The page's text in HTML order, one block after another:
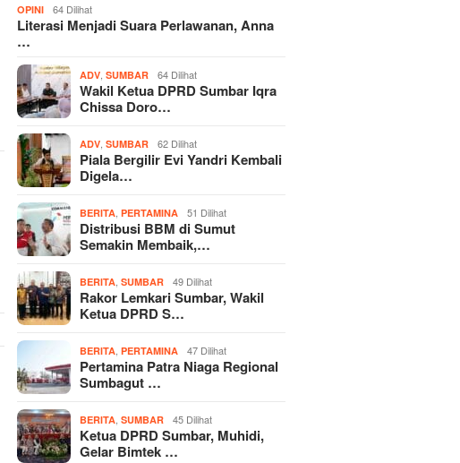
OPINI 64 Dilihat
Literasi Menjadi Suara Perlawanan, Anna
…
ADV ,SUMBAR 64 Dilihat
Wakil Ketua DPRD Sumbar Iqra
Chissa Doro…
ADV ,SUMBAR 62 Dilihat
Piala Bergilir Evi Yandri Kembali
Digela…
BERITA ,PERTAMINA 51 Dilihat
Distribusi BBM di Sumut
Semakin Membaik,…
BERITA ,SUMBAR 49 Dilihat
Rakor Lemkari Sumbar, Wakil
Ketua DPRD S…
BERITA ,PERTAMINA 47 Dilihat
Pertamina Patra Niaga Regional
Sumbagut …
BERITA ,SUMBAR 45 Dilihat
Ketua DPRD Sumbar, Muhidi,
Gelar Bimtek …